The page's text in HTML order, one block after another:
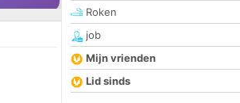
Roken
job
Mijn vrienden
Lid sinds